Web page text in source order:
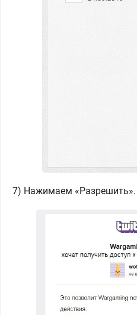
7) Нажимаем «Разрешить».